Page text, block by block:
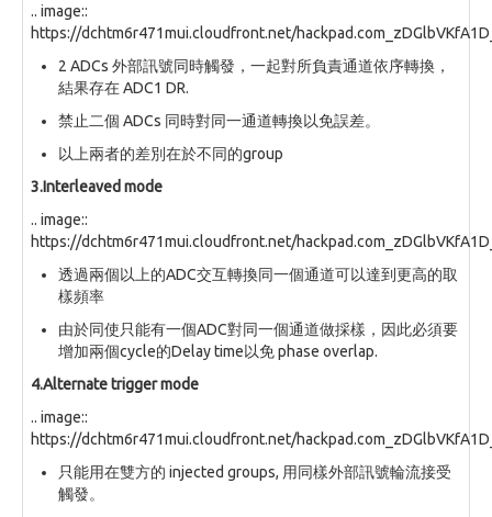
.. image::
https://dchtm6r471mui.cloudfront.net/
2 ADCs 外部訊號同時觸發，一起對所負責通道依序轉換，
結果存在 ADC1 DR.
禁止二個 ADCs 同時對同一通道轉換以免誤差。
以上兩者的差別在於不同的group
3.Interleaved mode
.. image::
https://dchtm6r471mui.cloudfront.net/
透過兩個以上的ADC交互轉換同一個通道可以達到更高的取
樣頻率
由於同使只能有一個ADC對同一個通道做採樣，因此必須要
增加兩個cycle的Delay time以免 phase overlap.
4.Alternate trigger mode
.. image::
https://dchtm6r471mui.cloudfront.net/
只能用在雙方的 injected groups, 用同樣外部訊號輪流接受
觸發。